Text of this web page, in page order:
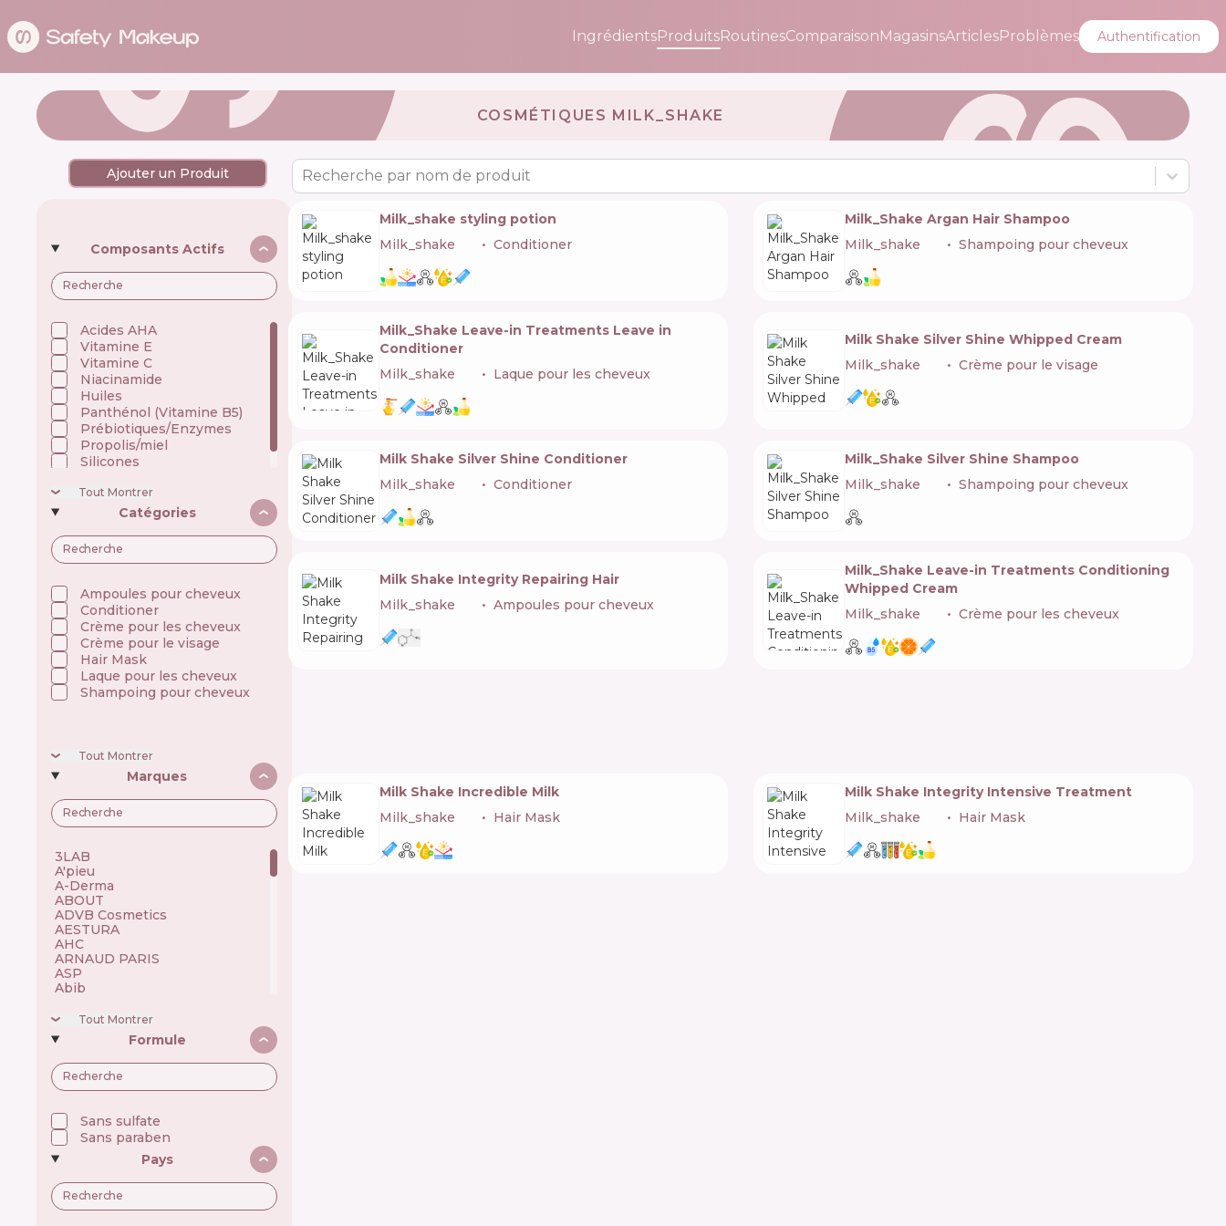
IngrédientsProduitsRoutinesComparaisonMagasinsArticlesProblèmes Authentification
COSMÉTIQUES MILK_SHAKE 🇮🇹
Ajouter un Produit
Composants Actifs
Acides AHA
Vitamine E
Vitamine C
Niacinamide
Huiles
Panthénol (Vitamine B5)
Prébiotiques/Enzymes
Propolis/miel
Silicones
Tout Montrer
Catégories
Ampoules pour cheveux
Conditioner
Crème pour les cheveux
Crème pour le visage
Hair Mask
Laque pour les cheveux
Shampoing pour cheveux
Tout Montrer
Marques
3LAB 🇺🇸
A'pieu 🇰🇷
A-Derma 🇫🇷
ABOUT 🇺🇦
ADVB Cosmetics 🇹🇷
AESTURA 🇰🇷
AHC 🇰🇷
ARNAUD PARIS 🇫🇷
ASP 🇬🇧
Abib 🇰🇷
Achroactive Max 🇧🇬
Acnemy 🇪🇸
Acure 🇺🇸
Acwell 🇰🇷
Ada Tina 🇧🇷
Aesop 🇦🇺
Alfaparf 🇮🇹
Allen Mak 🇧🇬
Allies of Skin 🇸🇬
Alpecin 🇩🇪
American Crew 🇺🇸
Amway 🇺🇸
Tout Montrer
Formule
Sans sulfate
Sans paraben
Pays
Recherche par nom de produit
Milk_shake styling potion
Milk_shake
Conditioner
Milk_Shake Argan Hair Shampoo
Milk_shake
Shampoing pour cheveux
Milk_Shake Leave-in Treatments Leave in
Conditioner
Milk_shake
Laque pour les cheveux
Milk Shake Silver Shine Whipped Cream
Milk_shake
Crème pour le visage
Milk Shake Silver Shine Conditioner
Milk_shake
Conditioner
Milk_Shake Silver Shine Shampoo
Milk_shake
Shampoing pour cheveux
Milk Shake Integrity Repairing Hair
Milk_shake
Ampoules pour cheveux
Milk_Shake Leave-in Treatments Conditioning
Whipped Cream
Milk_shake
Crème pour les cheveux
Milk Shake Incredible Milk
Milk_shake
Hair Mask
Milk Shake Integrity Intensive Treatment
Milk_shake
Hair Mask